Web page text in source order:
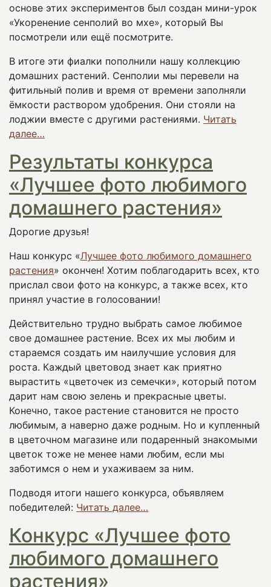
основе этих экспериментов был создан мини-урок
«Укоренение сенполий во мхе», который Вы
посмотрели или ещё посмотрите.
В итоге эти фиалки пополнили нашу коллекцию
домашних растений. Сенполии мы перевели на
фитильный полив и время от времени заполняли
ёмкости раствором удобрения. Они стояли на
лоджии вместе с другими растениями. Читать
далее…
Результаты конкурса
«Лучшее фото любимого
домашнего растения»
Дорогие друзья!
Наш конкурс «Лучшее фото любимого домашнего
растения» окончен! Хотим поблагодарить всех, кто
прислал свои фото на конкурс, а также всех, кто
принял участие в голосовании!
Действительно трудно выбрать самое любимое
свое домашнее растение. Всех их мы любим и
стараемся создать им наилучшие условия для
роста. Каждый цветовод знает как приятно
вырастить «цветочек из семечки», который потом
дарит нам свою зелень и прекрасные цветы.
Конечно, такое растение становится не просто
любимым, а наверно даже родным. Но и купленный
в цветочном магазине или подаренный знакомыми
цветок тоже не менее нами любим, если мы
заботимся о нем и ухаживаем за ним.
Подводя итоги нашего конкурса, объявляем
победителей: Читать далее…
Конкурс «Лучшее фото
любимого домашнего
растения»